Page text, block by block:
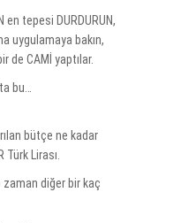
en tepesi DURDURUN,
uygulamaya bakın,
de CAMİ yaptılar.
bu…
bütçe ne kadar
Lirası.
diğer bir kaç